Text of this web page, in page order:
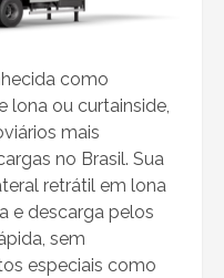
como
lona ou curtainside,
mais
no Brasil. Sua
retrátil em lona
e descarga pelos
sem
especiais como